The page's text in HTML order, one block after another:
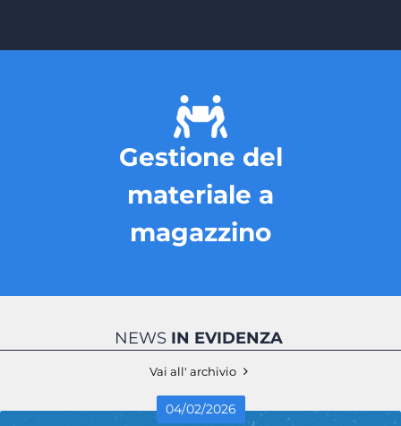
Gestione del
materiale a
magazzino
NEWS IN EVIDENZA
Vai all' archivio
04/02/2026